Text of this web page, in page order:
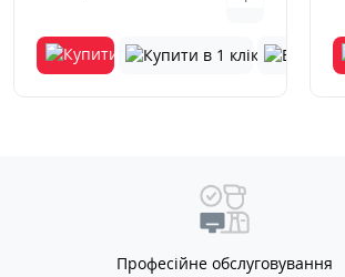
Професійне обслуговування